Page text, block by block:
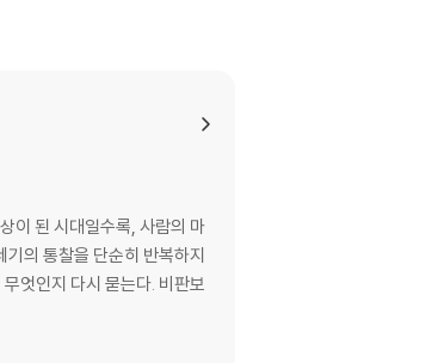
이 된 시대일수록, 사람의 마
의 통찰을 단순히 반복하지
엇인지 다시 묻는다. 비판보